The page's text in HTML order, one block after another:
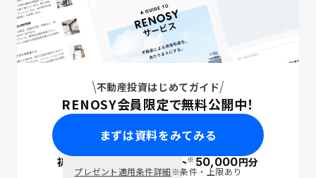
不動産投資はじめてガイド
RENOSY会員限定で無料公開中！
まずは資料をみてみる
初回面談で ポイント※50,000円分
プレゼント適用条件詳細※条件・上限あり